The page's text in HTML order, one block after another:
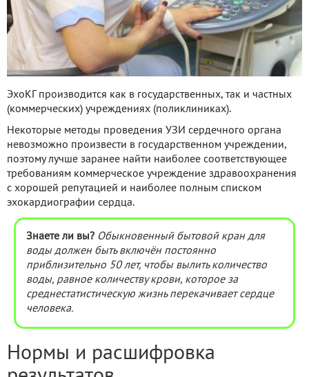
ЭхоКГ производится как в государственных, так и частных
(коммерческих) учреждениях (поликлиниках).
Некоторые методы проведения УЗИ сердечного органа
невозможно произвести в государственном учреждении,
поэтому лучше заранее найти наиболее соответствующее
требованиям коммерческое учреждение здравоохранения
с хорошей репутацией и наиболее полным списком
эхокардиографии сердца.
Знаете ли вы? Обыкновенный бытовой кран для
воды должен быть включён постоянно
приблизительно 50 лет, чтобы вылить количество
воды, равное количеству крови, которое за
среднестатистическую жизнь перекачивает сердце
человека.
Нормы и расшифровка